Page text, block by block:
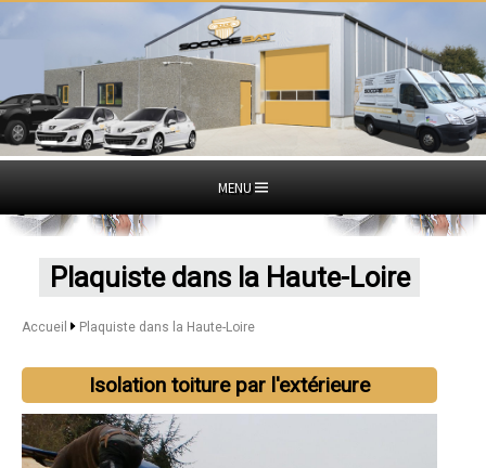
MENU
Plaquiste dans la Haute-Loire
Accueil Plaquiste dans la Haute-Loire
Isolation toiture par l'extérieure